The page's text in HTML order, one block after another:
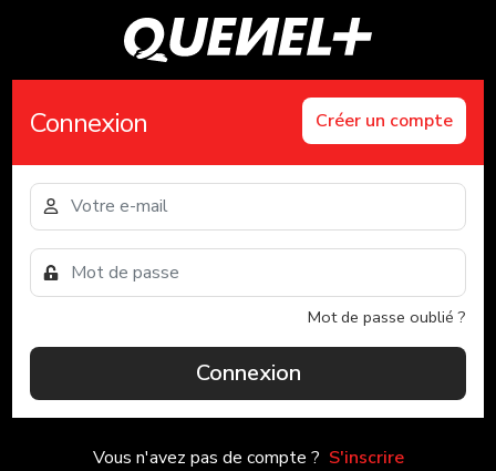
Connexion Créer un compte
Mot de passe oublié ?
Connexion
Vous n'avez pas de compte ? S'inscrire